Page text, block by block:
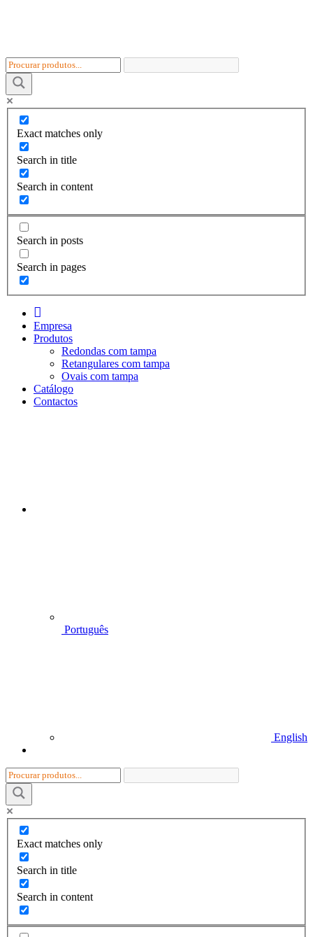
Exact matches only
Search in title
Search in content
Search in posts
Search in pages
n
i
Empresa
Produtos
Redondas com tampa
Retangulares com tampa
Ovais com tampa
Catálogo
Contactos
Português
English
Exact matches only
Search in title
Search in content